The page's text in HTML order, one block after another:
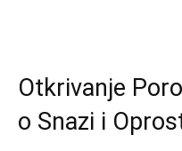
Otkrivanje
o Snazi i